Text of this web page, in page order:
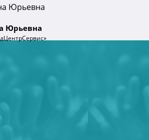
Юрьевна